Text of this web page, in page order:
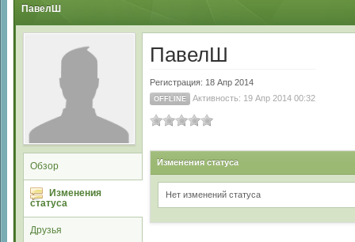
ПавелШ
Обзор
Изменения
статуса
Друзья
ПавелШ
Регистрация: 18 Апр 2014
OFFLINE Активность: 19 Апр 2014 00:32
Изменения статуса
Нет изменений статуса